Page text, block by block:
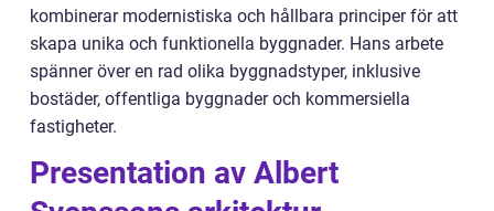
kombinerar modernistiska och hållbara principer för att
skapa unika och funktionella byggnader. Hans arbete
spänner över en rad olika byggnadstyper, inklusive
bostäder, offentliga byggnader och kommersiella
fastigheter.
Presentation av Albert